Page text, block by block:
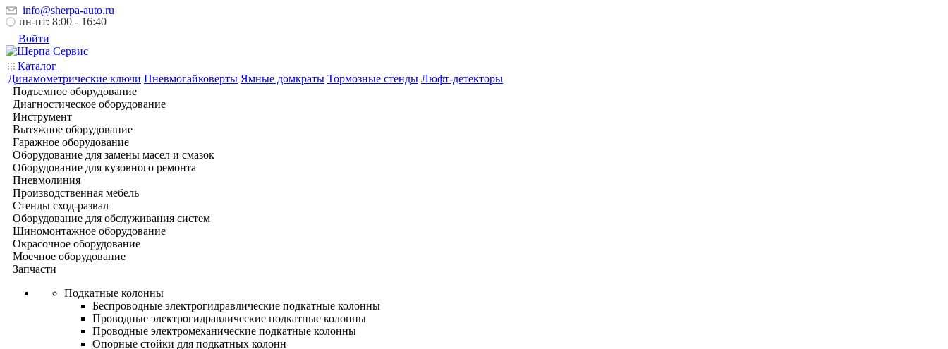
info@sherpa-auto.ru
пн-пт: 8:00 - 16:40
Войти
Каталог
Динамометрические ключи Пневмогайковерты Ямные домкраты Тормозные стенды Люфт-детекторы
Подъемное оборудование
Диагностическое оборудование
Инструмент
Вытяжное оборудование
Гаражное оборудование
Оборудование для замены масел и смазок
Оборудование для кузовного ремонта
Пневмолиния
Производственная мебель
Стенды сход-развал
Оборудование для обслуживания систем
Шиномонтажное оборудование
Окрасочное оборудование
Моечное оборудование
Запчасти
Подкатные колонны
Беспроводные электрогидравлические подкатные колонны
Проводные электрогидравлические подкатные колонны
Проводные электромеханические подкатные колонны
Опорные стойки для подкатных колонн